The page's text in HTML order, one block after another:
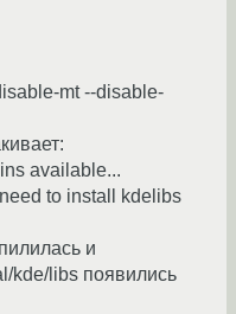
mt --disable-
available...
to install kdelibs
и
kde/libs появились